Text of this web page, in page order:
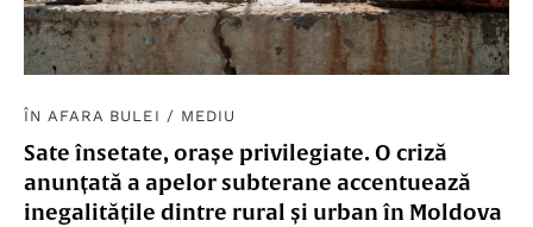
ÎN AFARA BULEI / MEDIU
Sate însetate, orașe privilegiate. O criză
anunțată a apelor subterane accentuează
inegalitățile dintre rural și urban în Moldova